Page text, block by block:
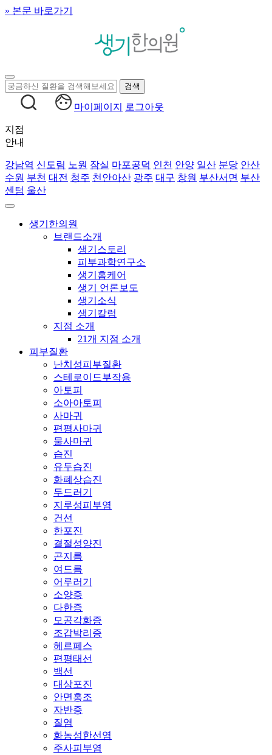
» 본문 바로가기
마이페이지 로그아웃
지점
안내
강남역 신도림 노원 잠실 마포공덕 인천 안양 일산 분당 안산
수원 부천 대전 청주 천안아산 광주 대구 창원 부산서면 부산
센텀 울산
생기한의원
브랜드소개
생기스토리
피부과학연구소
생기홈케어
생기 언론보도
생기소식
생기칼럼
지점 소개
21개 지점 소개
피부질환
난치성피부질환
스테로이드부작용
아토피
소아아토피
사마귀
편평사마귀
물사마귀
습진
유두습진
화폐상습진
두드러기
지루성피부염
건선
한포진
결절성양진
곤지름
여드름
어루러기
소양증
다한증
모공각화증
조갑박리증
헤르페스
편평태선
백선
대상포진
안면홍조
자반증
질염
화농성한선염
주사피부염